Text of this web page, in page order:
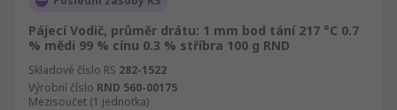
Pájecí Vodič, průměr drátu: 1 mm bod tání 217 °C 0.7
% mědi 99 % cínu 0.3 % stříbra 100 g RND
Skladové číslo RS 282-1522
Výrobní číslo RND 560-00175
Mezisoučet (1 jednotka)